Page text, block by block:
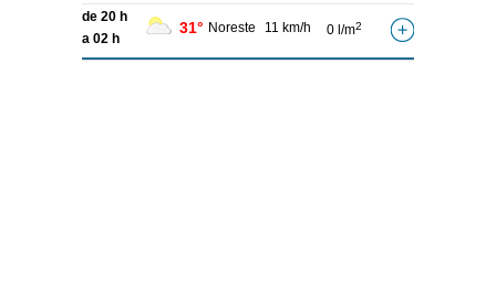
de 20 h
a 02 h
31° Noreste 11 km/h 0 l/m2